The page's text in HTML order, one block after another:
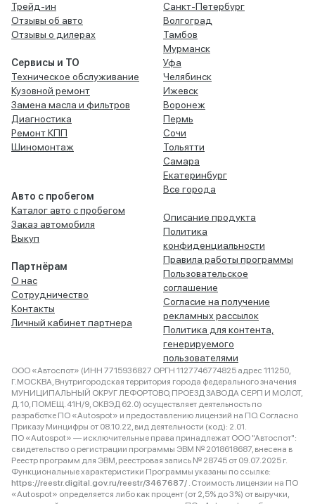
Трейд-ин
Отзывы об авто
Отзывы о дилерах
Сервисы и ТО
Техническое обслуживание
Кузовной ремонт
Замена масла и фильтров
Диагностика
Ремонт КПП
Шиномонтаж
Авто с пробегом
Каталог авто с пробегом
Заказ автомобиля
Выкуп
Партнёрам
О нас
Сотрудничество
Контакты
Личный кабинет партнера
Санкт-Петербург
Волгоград
Тамбов
Мурманск
Уфа
Челябинск
Ижевск
Воронеж
Пермь
Сочи
Тольятти
Самара
Екатеринбург
Все города
Описание продукта
Политика
конфиденциальности
Правила работы программы
Пользовательское
соглашение
Согласие на получение
рекламных рассылок
Политика для контента,
генерируемого
пользователями
ООО «Автоспот» (ИНН 7715936827 ОРГН 1127746774825 адрес 111250,
Г.МОСКВА, Внутригородская территория города федерального значения
МУНИЦИПАЛЬНЫЙ ОКРУГ ЛЕФОРТОВО, ПРОЕЗД ЗАВОДА СЕРП И МОЛОТ,
Д. 10, ПОМЕЩ. 41Н/9, ОКВЭД 62.0) осуществляет деятельность по
разработке ПО «Autospot» и предоставлению лицензий на ПО. Согласно
Приказу Минцифры от 08.10.22, вид деятельности (код): 2.01.
ПО «Autospot» — исключительные права принадлежат ООО "Автоспот":
свидетельство о регистрации программы ЭВМ № 2018618687, внесена в
Реестр программ для ЭВМ, реестровая запись № 28745 от 09.07.2025 г.
Функциональные характеристики Программы указаны по ссылке:
https://reestr.digital.gov.ru/reestr/3467687/ . Стоимость лицензии на ПО
«Autospot» определяется либо как процент (от 2,5% до 3%) от выручки,